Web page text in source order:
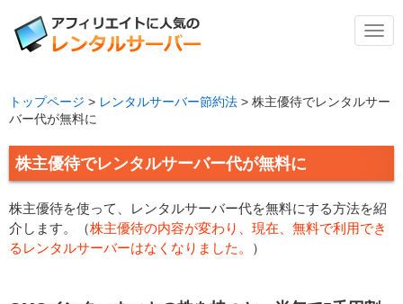
メ
ニ
トップページ > レンタルサーバー節約法 > 株主優待でレンタルサー
バー代が無料に
株主優待でレンタルサーバー代が無料に
株主優待を使って、レンタルサーバー代を無料にする方法を紹
介します。（株主優待の内容が変わり、現在、無料で利用でき
るレンタルサーバーはなくなりました。
）